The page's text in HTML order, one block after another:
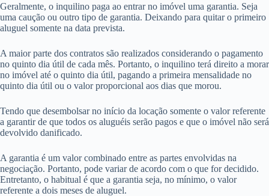
Geralmente, o inquilino paga ao entrar no imóvel uma garantia. Seja
uma caução ou outro tipo de garantia. Deixando para quitar o primeiro
aluguel somente na data prevista.
A maior parte dos contratos são realizados considerando o pagamento
no quinto dia útil de cada mês. Portanto, o inquilino terá direito a morar
no imóvel até o quinto dia útil, pagando a primeira mensalidade no
quinto dia útil ou o valor proporcional aos dias que morou.
Tendo que desembolsar no início da locação somente o valor referente
a garantir de que todos os aluguéis serão pagos e que o imóvel não será
devolvido danificado.
A garantia é um valor combinado entre as partes envolvidas na
negociação. Portanto, pode variar de acordo com o que for decidido.
Entretanto, o habitual é que a garantia seja, no mínimo, o valor
referente a dois meses de aluguel.